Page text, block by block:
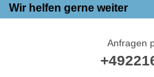
Wir helfen gerne weiter
Anfragen